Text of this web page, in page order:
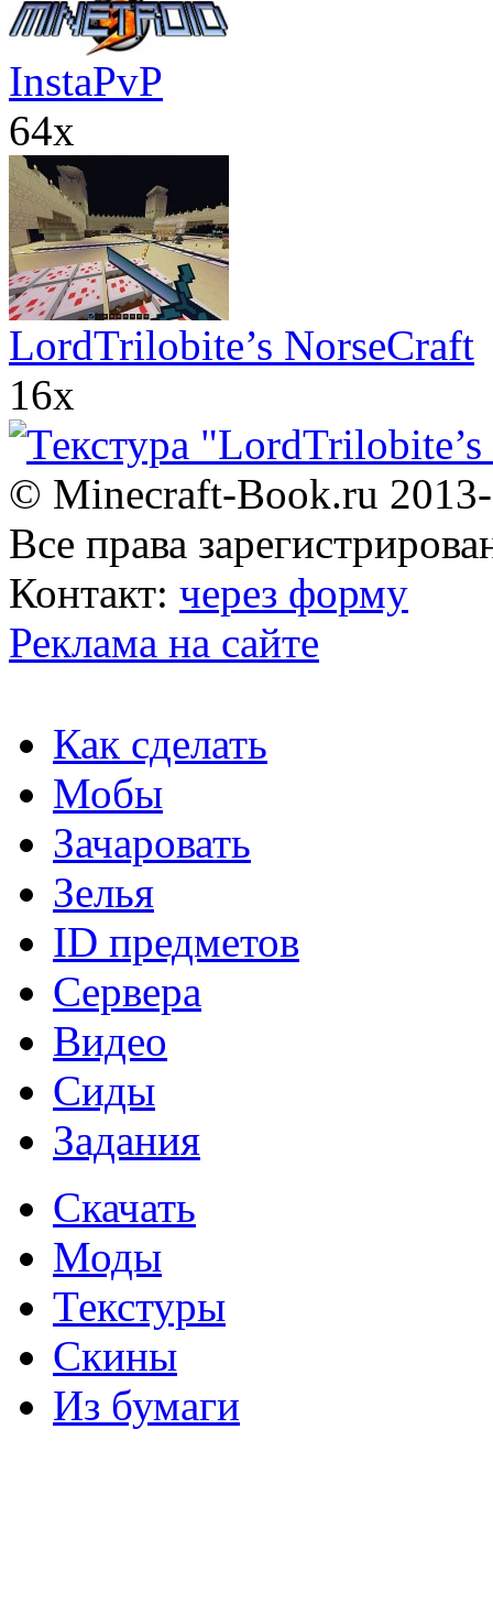
InstaPvP
64x
LordTrilobite’s NorseCraft
16x
© Minecraft-Book.ru
Все права
Контакт: через форму
Реклама на сайте
Как сделать
Мобы
Зачаровать
Зелья
ID предметов
Сервера
Видео
Сиды
Задания
Скачать
Моды
Текстуры
Скины
Из бумаги